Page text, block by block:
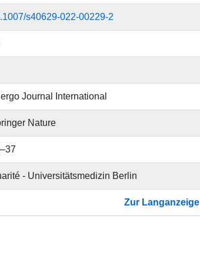
s40629-022-00229-2
Journal International
Nature
- Universitätsmedizin Berlin
Zur Langanzeige